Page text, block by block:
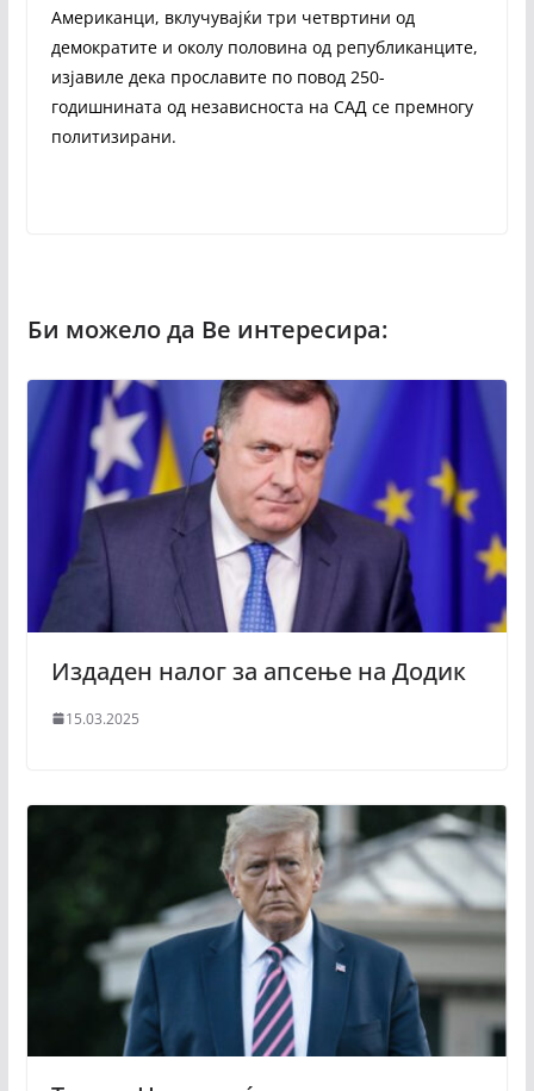
Американци, вклучувајќи три четвртини од
демократите и околу половина од републиканците,
изјавиле дека прославите по повод 250-
годишнината од независноста на САД се премногу
политизирани.
Издаден налог за апсење на Додик
15.03.2025